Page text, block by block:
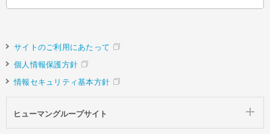
サイトのご利用にあたって
個人情報保護方針
情報セキュリティ基本方針
ヒューマングループサイト